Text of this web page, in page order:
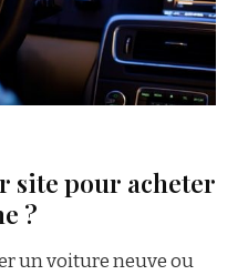
site pour acheter
?
un voiture neuve ou